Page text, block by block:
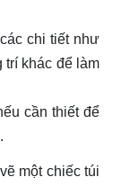
chi tiết như
trí khác để làm
cần thiết để
một chiếc túi